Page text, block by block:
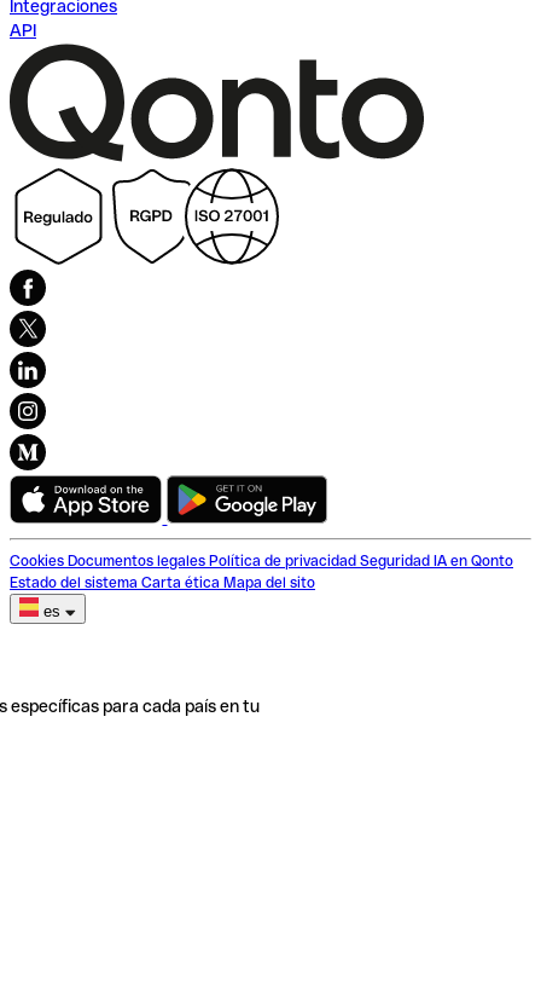
Integraciones
API
Cookies Documentos legales Política de privacidad Seguridad IA en Qonto
Estado del sistema Carta ética Mapa del sito
es
específicas para cada país en tu